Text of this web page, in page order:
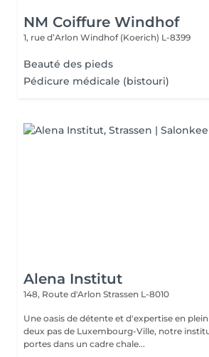
NM Coiffure Windhof
1, rue d’Arlon Windhof (Koerich) L-8399
Beauté des pieds
Pédicure médicale (bistouri)
Alena Institut
148, Route d'Arlon Strassen L-8010
Une oasis de détente et d'expertise en plein
deux pas de Luxembourg-Ville, notre
portes dans un cadre chale...